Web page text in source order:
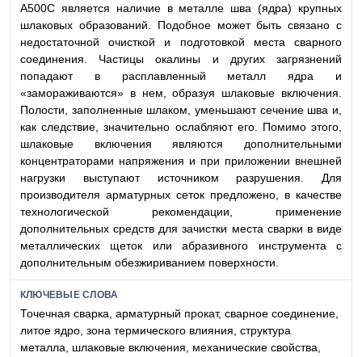
А500С является наличие в металле шва (ядра) крупных
шлаковых образований. Подобное может быть связано с
недостаточной очисткой и подготовкой места сварного
соединения. Частицы окалины и других загрязнений
попадают в расплавленный металл ядра и
«замораживаются» в нем, образуя шлаковые включения.
Полости, заполненные шлаком, уменьшают сечение шва и,
как следствие, значительно ослабляют его. Помимо этого,
шлаковые включения являются дополнительными
концентраторами напряжения и при приложении внешней
нагрузки выступают источником разрушения. Для
производителя арматурных сеток предложено, в качестве
технологической рекомендации, применение
дополнительных средств для зачистки места сварки в виде
металлических щеток или абразивного инструмента с
дополнительным обезжириванием поверхности.
КЛЮЧЕВЫЕ СЛОВА
Точечная сварка, арматурный прокат, сварное соединение,
литое ядро, зона термического влияния, структура
металла, шлаковые включения, механические свойства,